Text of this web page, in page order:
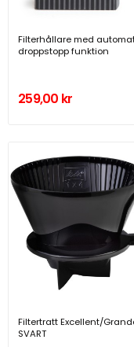
Filterhållare med
droppstopp funktion
259,00 kr
Filtertratt Excellent/
SVART